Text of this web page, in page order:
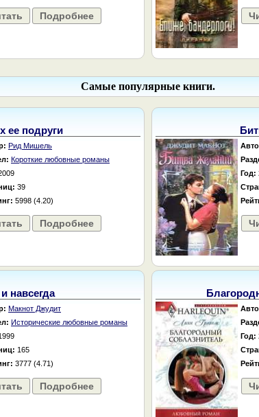
Подробнее
Самые популярные книги.
ее подруги
Рид Мишель
Короткие любовные романы
39
5998 (4.20)
Подробнее
Год:
навсегда
Макнот Джудит
Исторические любовные романы
165
3777 (4.71)
Подробнее
Год: